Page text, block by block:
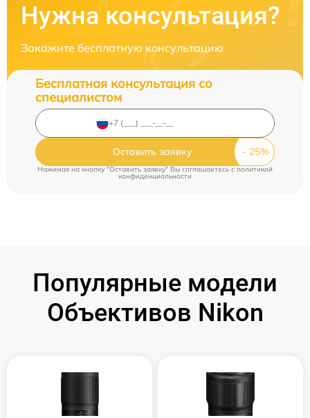
Нужна консультация?
Закажите бесплатную консультацию
Бесплатная консультация со
специалистом
Оставить заявку
Нажимая на кнопку "Оставить заявку" Вы соглашаетесь cполитикой
конфиденциальности
Популярные модели
Объективов Nikon